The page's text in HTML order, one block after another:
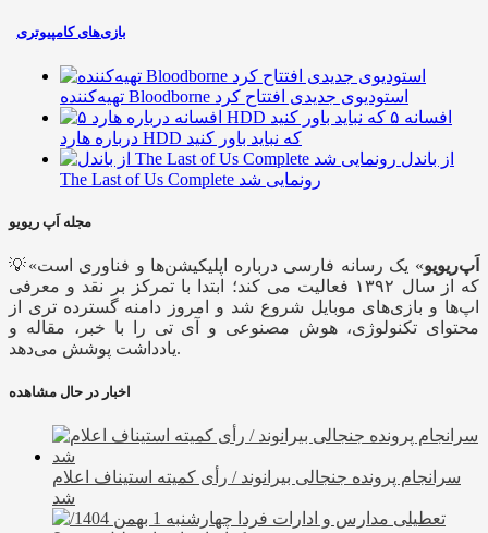
بازی‌های کامپیوتری
تهیه‌کننده Bloodborne استودیوی جدیدی افتتاح کرد
۵ افسانه
درباره هارد HDD که نباید باور کنید
از باندل
The Last of Us Complete رونمایی شد
مجله اَپ ریویو
💡« اَپ‌ریویو» یک رسانه فارسی درباره اپلیکیشن‌ها و فناوری است
که از سال ۱۳۹۲ فعالیت می کند؛ ابتدا با تمرکز بر نقد و معرفی
اپ‌ها و بازی‌های موبایل شروع شد و امروز دامنه گسترده تری از
محتوای تکنولوژی، هوش مصنوعی و آی تی را با خبر، مقاله و
یادداشت پوشش می‌دهد.
اخبار در حال مشاهده
سرانجام پرونده جنجالی بیرانوند / رأی کمیته استیناف اعلام
شد